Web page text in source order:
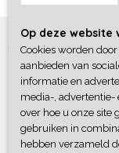
Home >Baby lifestyle
Op deze
Cookies worden
aanbieden van
informatie en
media-, advertentie-
over hoe u onze site
gebruiken in
hebben verzameld